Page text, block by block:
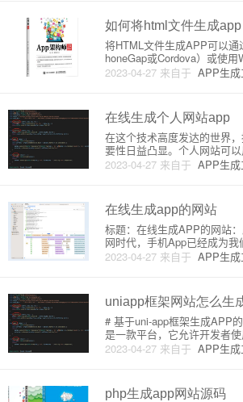
如何将html文件生成app
2023-04-27 来自于 APP生
将HTML文件生成APP可以
honeGap或Cordova）或使
原生应用。这里我将详细介绍
换。方法一：使用
在线生成个人网站app
2023-04-27 来自于 APP生
在这个技术高度发达的世界
要性日益凸显。个人网站可
意、技能和经验。为了实现这
人网站转换成一个易于访问
示如何在不使用任何编程
在线生成app的网站
2023-04-27 来自于 APP生
标题：在线生成APP的网站
网时代，手机App已经成为
部分。随着智能手机市场的不
望创建自己的应用程序，进
说。在线生成App的
uniapp框架网站怎么生
2023-04-27 来自于 APP生
# 基于uni-app框架生成APP
是一款平台，它允许开发者
序，并将其编译为多个平台的
如iOS、Android、微信小程
php生成app网站源码